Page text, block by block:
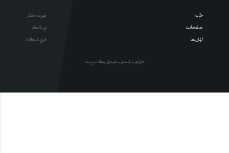
خانه
صفحات
المان ها
نمونه کار
وبلاگ
فروشگاه
طراحی سایت و سئو : علی نیک سیرت